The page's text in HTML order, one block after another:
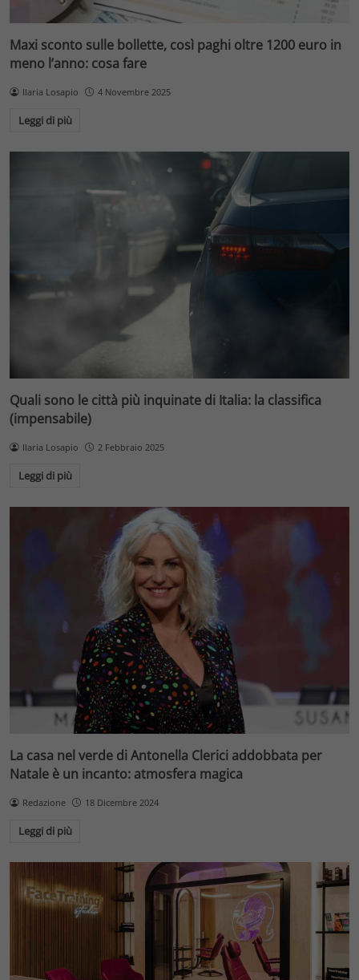
Maxi sconto sulle bollette, così paghi oltre 1200 euro in
meno l’anno: cosa fare
Ilaria Losapio 4 Novembre 2025
Leggi di più
Quali sono le città più inquinate di Italia: la classifica
(impensabile)
Ilaria Losapio 2 Febbraio 2025
Leggi di più
La casa nel verde di Antonella Clerici addobbata per
Natale è un incanto: atmosfera magica
Redazione 18 Dicembre 2024
Leggi di più